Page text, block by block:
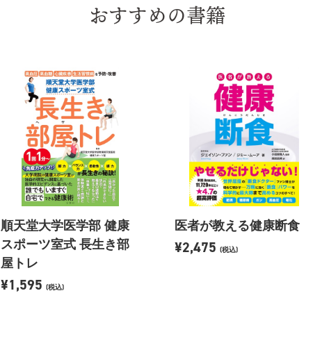
おすすめの書籍
順天堂大学医学部 健康
スポーツ室式 長生き部
屋トレ
¥1,595 (税込)
医者が教える健康断食
¥2,475 (税込)